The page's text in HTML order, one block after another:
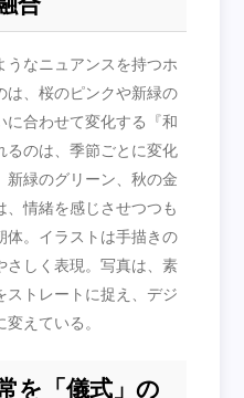
うなニュアンスを持つホ
は、桜のピンクや新緑の
に合わせて変化する『和
るのは、季節ごとに変化
新緑のグリーン、秋の金
、情緒を感じさせつつも
体。イラストは手描きの
さしく表現。写真は、素
ストレートに捉え、デジ
えている。
を「儀式」の